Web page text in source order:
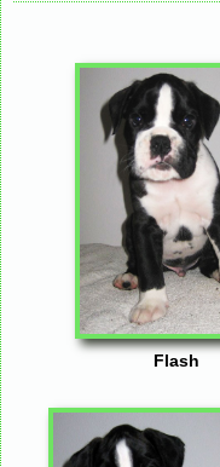
Flash